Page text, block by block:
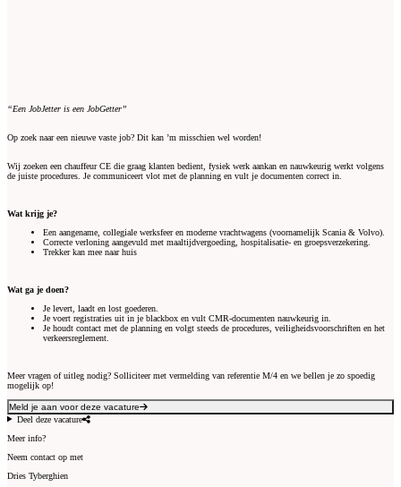
“Een JobJetter is een JobGetter”
Op zoek naar een nieuwe vaste job? Dit kan ’m misschien wel worden!
Wij zoeken een chauffeur CE die graag klanten bedient, fysiek werk aankan en nauwkeurig werkt volgens
de juiste procedures. Je communiceert vlot met de planning en vult je documenten correct in.
Wat krijg je?
Een aangename, collegiale werksfeer en moderne vrachtwagens (voornamelijk Scania & Volvo).
Correcte verloning aangevuld met maaltijdvergoeding, hospitalisatie- en groepsverzekering.
Trekker kan mee naar huis
Wat ga je doen?
Je levert, laadt en lost goederen.
Je voert registraties uit in je blackbox en vult CMR-documenten nauwkeurig in.
Je houdt contact met de planning en volgt steeds de procedures, veiligheidsvoorschriften en het
verkeersreglement.
Meer vragen of uitleg nodig? Solliciteer met vermelding van referentie M/4 en we bellen je zo spoedig
mogelijk op!
Meld je aan voor deze vacature
Deel deze vacature
Meer info?
Neem contact op met
Dries Tyberghien